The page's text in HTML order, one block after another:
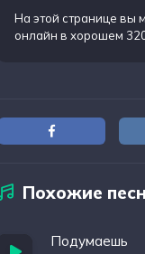
На этой странице вы
онлайн в хорошем
Похожие
Подумаешь